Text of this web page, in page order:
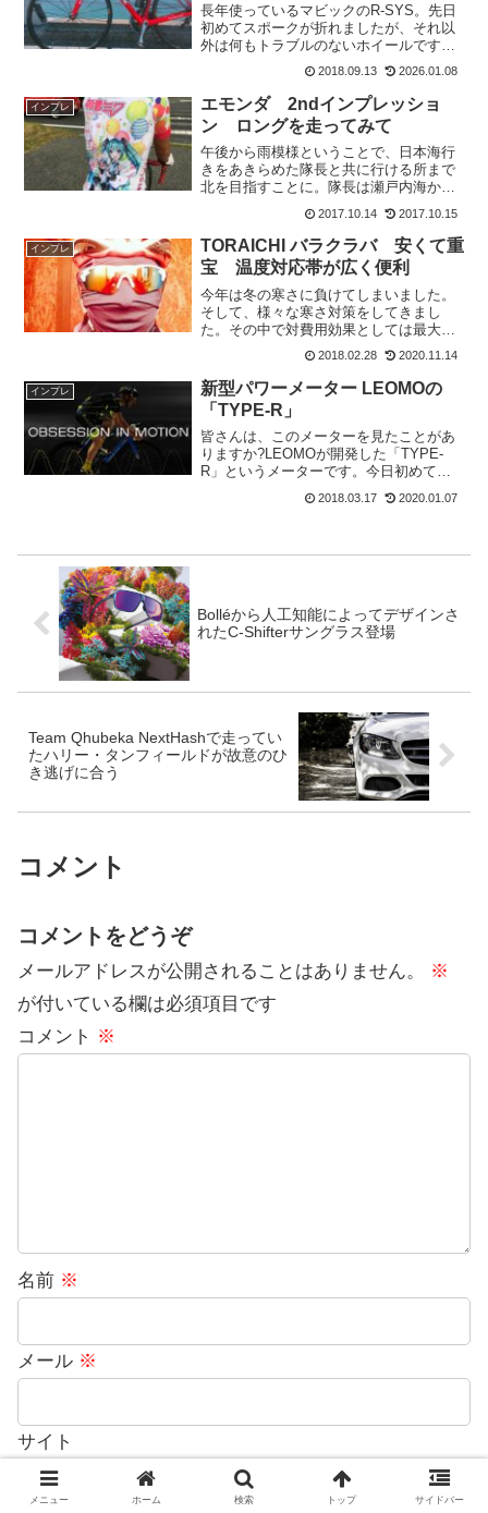
長年使っているマビックのR-SYS。先日
初めてスポークが折れましたが、それ以
外は何もトラブルのないホイールです。
アルミホイールにして、軽量でもありル
ックスも良いので気にいってます。そん
な私の相棒のマビックR-SYSのインプレ
です。R-SYS...
2018.09.13 2026.01.08
インプレ
エモンダ 2ndインプレッショ
ン ロングを走ってみて
午後から雨模様ということで、日本海行
きをあきらめた隊長と共に行ける所まで
北を目指すことに。隊長は瀬戸内海から
日本海までシーズンには200キロ超を週に
3回は通うハマダマイスターです。本日の
コスチュームは初音ミク。そしてレッグ
ウォーマーは2XU...
2017.10.14 2017.10.15
インプレ
TORAICHI バラクラバ 安くて重
宝 温度対応帯が広く便利
今年は冬の寒さに負けてしまいました。
そして、様々な寒さ対策をしてきまし
た。その中で対費用効果としては最大限
の効果を発揮してくれたのが、この寅壱
TORAICHIのバラクラバです。寅壱のホ
ームページでは、フェイスマスクとなっ
ています。そして、...
2018.02.28 2020.11.14
インプレ
新型パワーメーター LEOMOの
「TYPE-R」
皆さんは、このメーターを見たことがあ
りますか?LEOMOが開発した「TYPE-
R」というメーターです。今日初めて現
物を装着しているライダーに会いまし
た。P1ライダーです。少し調べてみまし
2018.03.17 2020.01.07
Bolléから人工知能によってデザインさ
れたC-Shifterサングラス登場
Team Qhubeka NextHashで走ってい
たハリー・タンフィールドが故意のひ
き逃げに合う
コメント
コメントをどうぞ
メールアドレスが公開されることはありません。
※
が付いている欄は必須項目です
コメント ※
名前 ※
メール ※
サイト
メニュー ホーム 検索 トップ サイドバー